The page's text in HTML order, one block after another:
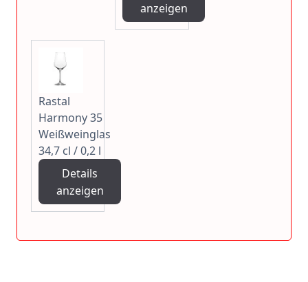
anzeigen
Rastal
Harmony 35
Weißweinglas
34,7 cl / 0,2 l
Details
anzeigen